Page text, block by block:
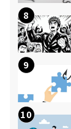
8
9
10